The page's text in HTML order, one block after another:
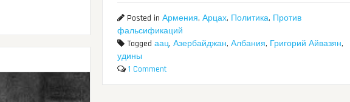
Posted in Армения, Арцах, Политика, Против
фальсификаций
Tagged аац, Азербайджан, Албания, Григорий Айвазян,
удины
1 Comment